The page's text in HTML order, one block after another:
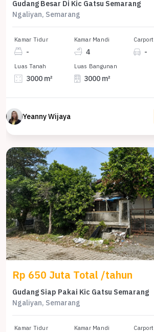
Gudang Besar Di Kic Gatsu Semarang
Ngaliyan, Semarang
Kamar Tidur
-
Kamar Mandi
4
Carport
-
Luas Tanah
3000 m²
Luas Bangunan
3000 m²
Yeanny Wijaya
Rp 650 Juta Total /tahun
Gudang Siap Pakai Kic Gatsu Semarang
Ngaliyan, Semarang
Kamar Tidur Kamar Mandi Carport